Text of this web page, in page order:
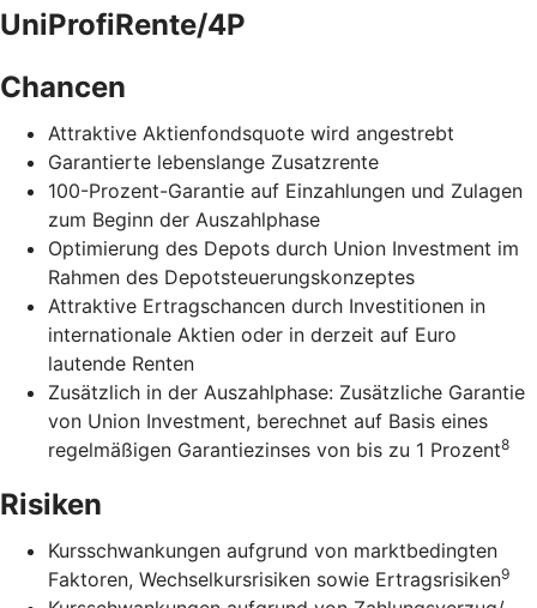
UniProfiRente/4P
Chancen
Attraktive Aktienfondsquote wird angestrebt
Garantierte lebenslange Zusatzrente
100-Prozent-Garantie auf Einzahlungen und Zulagen
zum Beginn der Auszahlphase
Optimierung des Depots durch Union Investment im
Rahmen des Depotsteuerungskonzeptes
Attraktive Ertragschancen durch Investitionen in
internationale Aktien oder in derzeit auf Euro
lautende Renten
Zusätzlich in der Auszahlphase: Zusätzliche Garantie
von Union Investment, berechnet auf Basis eines
regelmäßigen Garantiezinses von bis zu 1 Prozent8
Risiken
Kursschwankungen aufgrund von marktbedingten
Faktoren, Wechselkursrisiken sowie Ertragsrisiken9